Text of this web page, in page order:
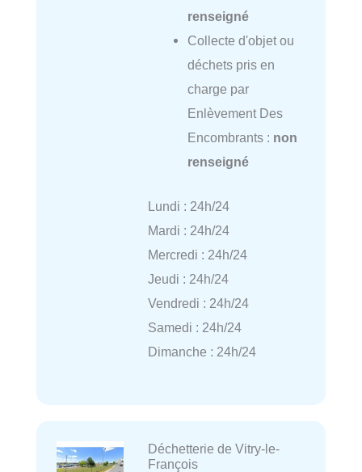
renseigné
Collecte d'objet ou
déchets pris en
charge par
Enlèvement Des
Encombrants : non
renseigné
Lundi : 24h/24
Mardi : 24h/24
Mercredi : 24h/24
Jeudi : 24h/24
Vendredi : 24h/24
Samedi : 24h/24
Dimanche : 24h/24
Déchetterie de Vitry-le-
François